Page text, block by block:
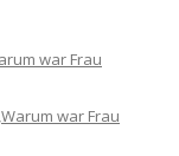
war Frau
war Frau